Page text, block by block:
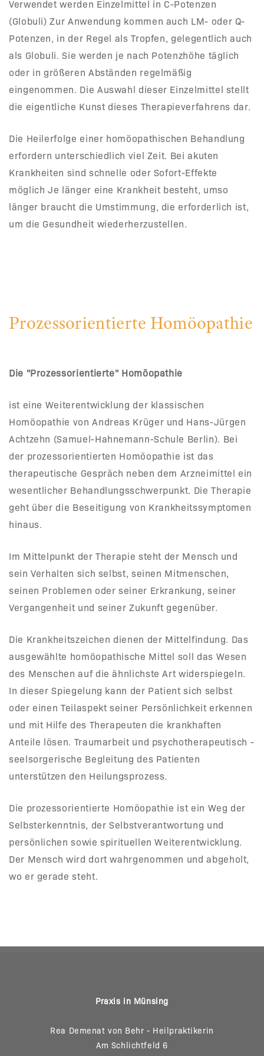
Verwendet werden Einzelmittel in C-Potenzen
(Globuli) Zur Anwendung kommen auch LM- oder Q-
Potenzen, in der Regel als Tropfen, gelegentlich auch
als Globuli. Sie werden je nach Potenzhöhe täglich
oder in größeren Abständen regelmäßig
eingenommen. Die Auswahl dieser Einzelmittel stellt
die eigentliche Kunst dieses Therapieverfahrens dar.
Die Heilerfolge einer homöopathischen Behandlung
erfordern unterschiedlich viel Zeit. Bei akuten
Krankheiten sind schnelle oder Sofort-Effekte
möglich Je länger eine Krankheit besteht, umso
länger braucht die Umstimmung, die erforderlich ist,
um die Gesundheit wiederherzustellen.
Prozessorientierte Homöopathie
Die "Prozessorientierte" Homöopathie
ist eine Weiterentwicklung der klassischen
Homöopathie von Andreas Krüger und Hans-Jürgen
Achtzehn (Samuel-Hahnemann-Schule Berlin). Bei
der prozessorientierten Homöopathie ist das
therapeutische Gespräch neben dem Arzneimittel ein
wesentlicher Behandlungsschwerpunkt. Die Therapie
geht über die Beseitigung von Krankheitssymptomen
hinaus.
Im Mittelpunkt der Therapie steht der Mensch und
sein Verhalten sich selbst, seinen Mitmenschen,
seinen Problemen oder seiner Erkrankung, seiner
Vergangenheit und seiner Zukunft gegenüber.
Die Krankheitszeichen dienen der Mittelfindung. Das
ausgewählte homöopathische Mittel soll das Wesen
des Menschen auf die ähnlichste Art widerspiegeln.
In dieser Spiegelung kann der Patient sich selbst
oder einen Teilaspekt seiner Persönlichkeit erkennen
und mit Hilfe des Therapeuten die krankhaften
Anteile lösen. Traumarbeit und psychotherapeutisch -
seelsorgerische Begleitung des Patienten
unterstützen den Heilungsprozess.
Die prozessorientierte Homöopathie ist ein Weg der
Selbsterkenntnis, der Selbstverantwortung und
persönlichen sowie spirituellen Weiterentwicklung.
Der Mensch wird dort wahrgenommen und abgeholt,
wo er gerade steht.
Praxis in Münsing
Rea Demenat von Behr - Heilpraktikerin
Am Schlichtfeld 6